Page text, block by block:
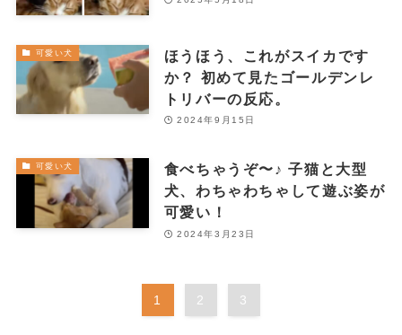
可愛い犬
ほうほう、これがスイカです
か？ 初めて見たゴールデンレ
トリバーの反応。
2024年9月15日
可愛い犬
食べちゃうぞ〜♪ 子猫と大型
犬、わちゃわちゃして遊ぶ姿が
可愛い！
2024年3月23日
1 2 3